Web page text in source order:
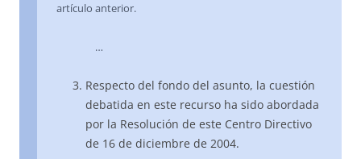
artículo anterior.
…
Respecto del fondo del asunto, la cuestión
debatida en este recurso ha sido abordada
por la Resolución de este Centro Directivo
de 16 de diciembre de 2004.